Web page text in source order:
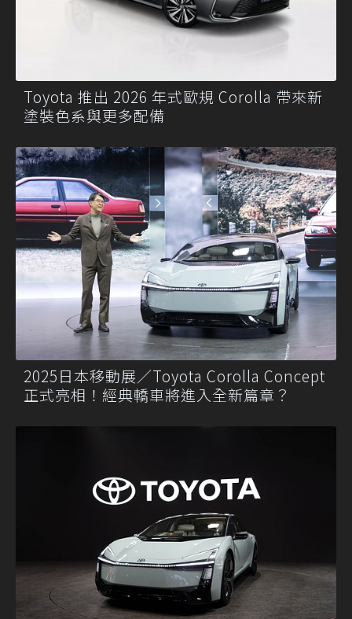
Toyota 推出 2026 年式歐規 Corolla 帶來新
塗裝色系與更多配備
2025日本移動展／Toyota Corolla Concept
正式亮相！經典轎車將進入全新篇章？